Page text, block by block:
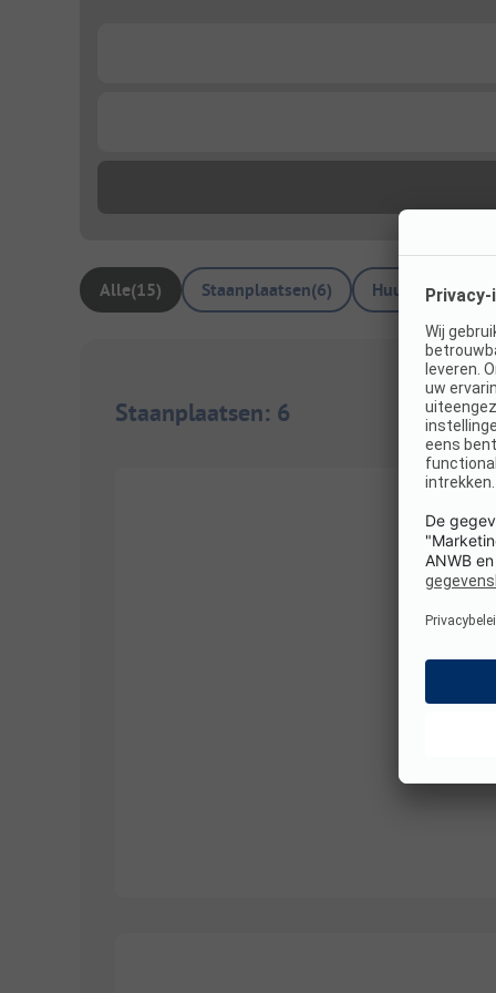
Alle(15) Staanplaatsen(6)
Staanplaatsen: 6